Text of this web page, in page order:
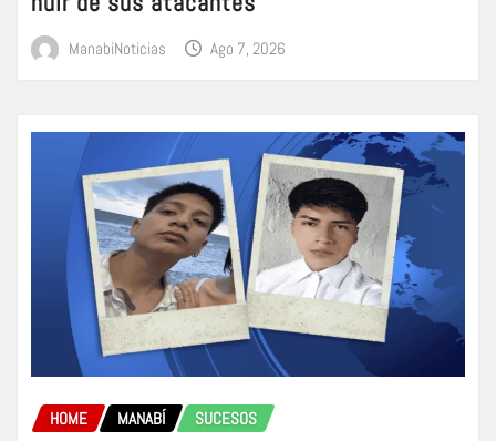
ManabiNoticias Ago 7, 2026
HOME MANABÍ SUCESOS